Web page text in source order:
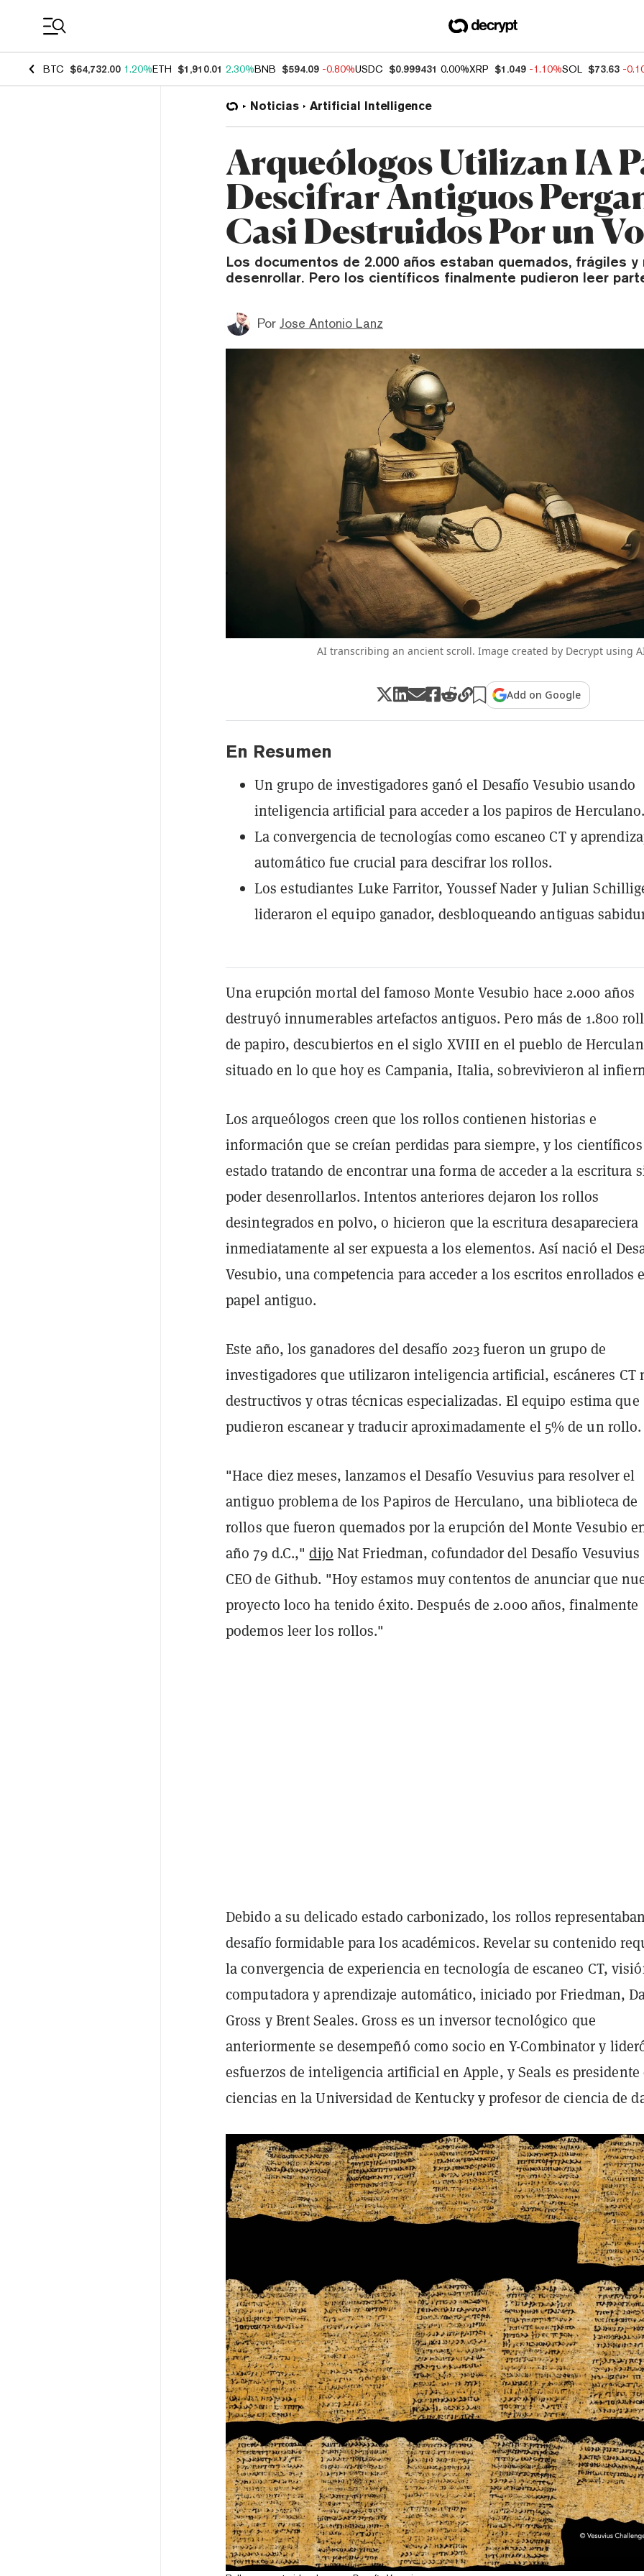
BTC $64,732.00 1.20%ETH $1,910.01 2.30%BNB $594.09 -0.80%USDC $0.999431 0.00%XRP $1.049 -1.10%SOL $73.63 -
Noticias Artificial Intelligence
Arqueólogos Utilizan IA
Descifrar Antiguos
Casi Destruidos Por un
Los documentos de 2.000 años estaban quemados, frágiles y
desenrollar. Pero los científicos finalmente pudieron leer
Por Jose Antonio Lanz
AI transcribing an ancient scroll. Image created by Decrypt using
Add on Google
En Resumen
Un grupo de investigadores ganó el Desafío Vesubio usando
inteligencia artificial para acceder a los papiros de
La convergencia de tecnologías como escaneo CT y
automático fue crucial para descifrar los rollos.
Los estudiantes Luke Farritor, Youssef Nader y Julian
lideraron el equipo ganador, desbloqueando antiguas
Una erupción mortal del famoso Monte Vesubio hace 2.000 años
destruyó innumerables artefactos antiguos. Pero más de 1.800
de papiro, descubiertos en el siglo XVIII en el pueblo de
situado en lo que hoy es Campania, Italia, sobrevivieron al
Los arqueólogos creen que los rollos contienen historias e
información que se creían perdidas para siempre, y los
estado tratando de encontrar una forma de acceder a la escritura
poder desenrollarlos. Intentos anteriores dejaron los rollos
desintegrados en polvo, o hicieron que la escritura desapareciera
inmediatamente al ser expuesta a los elementos. Así nació el
Vesubio, una competencia para acceder a los escritos enrollados
papel antiguo.
Este año, los ganadores del desafío 2023 fueron un grupo de
investigadores que utilizaron inteligencia artificial, escáneres CT
destructivos y otras técnicas especializadas. El equipo estima que
pudieron escanear y traducir aproximadamente el 5% de un rollo.
"Hace diez meses, lanzamos el Desafío Vesuvius para resolver el
antiguo problema de los Papiros de Herculano, una biblioteca de
rollos que fueron quemados por la erupción del Monte Vesubio
año 79 d.C.,"dijo Nat Friedman, cofundador del Desafío Vesuvius
CEO de Github. "Hoy estamos muy contentos de anunciar que
proyecto loco ha tenido éxito. Después de 2.000 años, finalmente
podemos leer los rollos."
Debido a su delicado estado carbonizado, los rollos
desafío formidable para los académicos. Revelar su contenido
la convergencia de experiencia en tecnología de escaneo CT,
computadora y aprendizaje automático, iniciado por Friedman,
Gross y Brent Seales. Gross es un inversor tecnológico que
anteriormente se desempeñó como socio en Y-Combinator y
esfuerzos de inteligencia artificial en Apple, y Seals es presidente
ciencias en la Universidad de Kentucky y profesor de ciencia de